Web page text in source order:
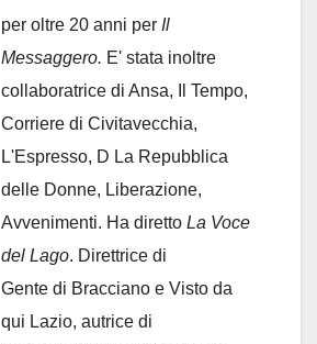
per oltre 20 anni per Il
Messaggero. E' stata inoltre
collaboratrice di Ansa, Il Tempo,
Corriere di Civitavecchia,
L'Espresso, D La Repubblica
delle Donne, Liberazione,
Avvenimenti. Ha diretto La Voce
del Lago. Direttrice di
Gente di Bracciano e Visto da
qui Lazio, autrice di